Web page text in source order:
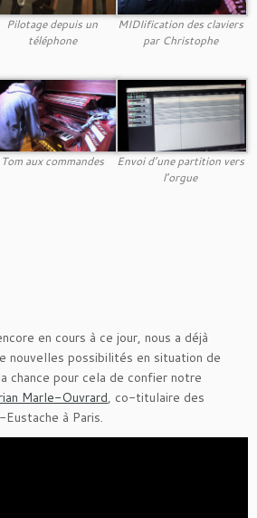
Pilotage depuis un
téléphone
MIDIification des claviers
par Christophe
Tom aux commandes
Envoi d’une partition vers
l’orgue
en cours à ce jour, nous a déjà
nouvelles possibilités en situation de
chance pour cela de confier notre
Marle-Ouvrard, co-titulaire des
à Paris.